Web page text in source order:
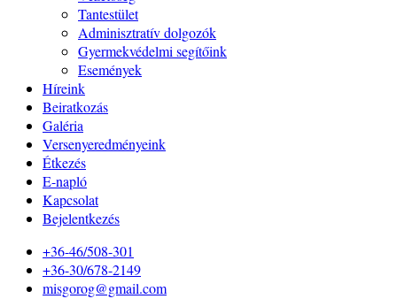
Tantestület
Adminisztratív dolgozók
Gyermekvédelmi segítőink
Események
Híreink
Beiratkozás
Galéria
Versenyeredményeink
Étkezés
E-napló
Kapcsolat
Bejelentkezés
+36-46/508-301
+36-30/678-2149
misgorog@gmail.com